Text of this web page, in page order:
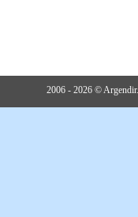
2006 - 2026 ©